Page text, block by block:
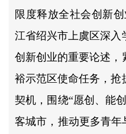
限度释放全社会创新
江省绍兴市上虞区深入
创新创业的重要论述，
裕示范区使命任务，抢
契机，围绕“愿创、能
客城市，推动更多青年